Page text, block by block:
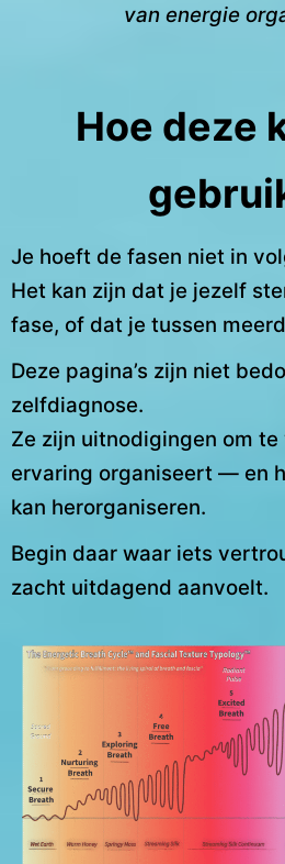
van energie
Hoe deze
Je hoeft de fasen niet in
Het kan zijn dat je jezelf
fase, of dat je tussen
Deze pagina’s zijn niet
zelfdiagnose.
Ze zijn uitnodigingen om te
ervaring organiseert — en
kan herorganiseren.
Begin daar waar iets
zacht uitdagend aanvoelt.